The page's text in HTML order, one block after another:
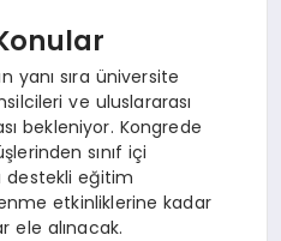
yanı sıra üniversite
ve uluslararası
bekleniyor. Kongrede
sınıf içi
destekli eğitim
etkinliklerine kadar
ele alınacak.